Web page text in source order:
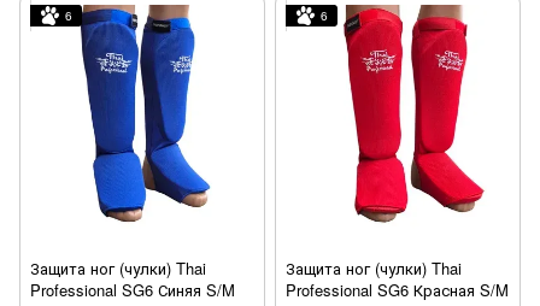
6
Защита ног (чулки) Thai
Professional SG6 Синяя S/M
6
Защита ног (чулки) Thai
Professional SG6 Красная S/M